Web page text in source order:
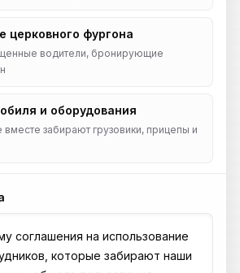
церковного фургона
водители, бронирующие
и оборудования
забирают грузовики, прицепы и